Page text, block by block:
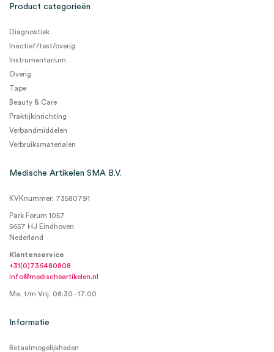
Product categorieën
Diagnostiek
Inactief/test/overig
Instrumentarium
Overig
Tape
Beauty & Care
Praktijkinrichting
Verbandmiddelen
Verbruiksmaterialen
Medische Artikelen SMA B.V.
KVKnummer: 73580791
Park Forum 1057
5657 HJ Eindhoven
Nederland
Klantenservice
+31(0)736480808
info@medischeartikelen.nl
Ma. t/m Vrij. 08:30 - 17:00
Informatie
Betaalmogelijkheden